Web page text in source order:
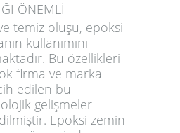
ÖNEMLİ
temiz oluşu, epoksi
kullanımını
Bu özellikleri
firma ve marka
edilen bu
gelişmeler
Epoksi zemin